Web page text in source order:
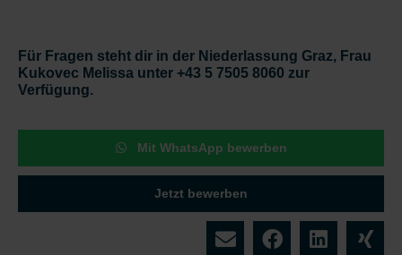
Für Fragen steht dir in der Niederlassung Graz, Frau
Kukovec Melissa unter +43 5 7505 8060 zur
Verfügung.
Mit WhatsApp bewerben
Jetzt bewerben